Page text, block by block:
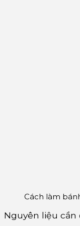
Cách làm
Nguyên liệu cần